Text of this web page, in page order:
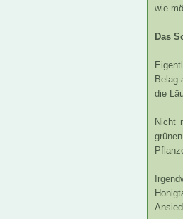
wie
Das
Belag
die
Nicht